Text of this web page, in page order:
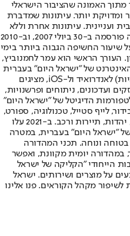
האמונה שהציבור הישראלי
ומדויקת יותר. עיתונות שמדברת
ועניינית. עיתונות אחרת וללא
תשלום. המהדורה המודפסת הראשונה פורסמה ב-30 ביולי 2007, וב-2010
שיעור החשיפה הגבוה ביותר בימי
העורך הראשי הוא עמר לחמנוביץ,
של "ישראל היום" בעברית
ובאנגלית, כמו כן היישומונים (אפליקציות) לאנדרואיד ול-iOS, מציגים
ועדכונים, ניתוחים ופרשנויות,
הדיגיטל של "ישראל היום"
לייף סטייל, טכנולוגיה, ספורט,
כלכלה וצרכנות, בריאות, חיילים, אוכל, יהדות, תיירות ורכב. ב-2021 עלו
"ישראל היום" בעברית, במטרה
ונוחה. תכני המהדורה
במהדורה יומית מקוונת, ואפשר
הייחודי "הקליקה של ישראל
על מוצרים ושירותים. ישראל
מקהל הקוראים. פנו אלינו